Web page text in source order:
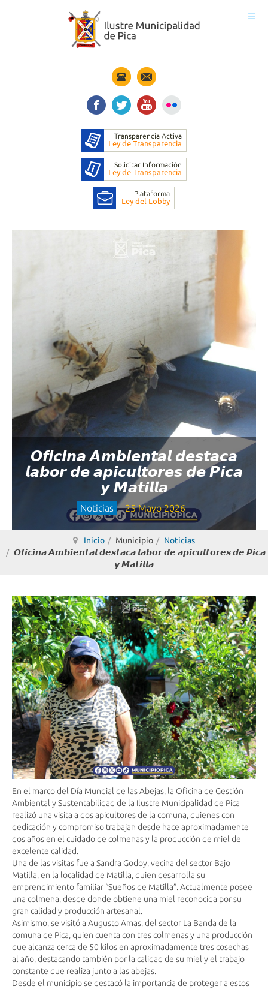
Inicio Municipio
Noticias
𝙊𝙛𝙞𝙘𝙞𝙣𝙖 𝘼𝙢𝙗𝙞𝙚𝙣𝙩𝙖𝙡 𝙙𝙚𝙨𝙩𝙖𝙘𝙖 𝙡𝙖𝙗𝙤𝙧 𝙙𝙚 𝙖𝙥𝙞𝙘𝙪𝙡𝙩𝙤𝙧𝙚𝙨 𝙙𝙚 𝙋𝙞𝙘𝙖
𝙮 𝙈𝙖𝙩𝙞𝙡𝙡𝙖
𝙊𝙛𝙞𝙘𝙞𝙣𝙖 𝘼𝙢𝙗𝙞𝙚𝙣𝙩𝙖𝙡 𝙙𝙚𝙨𝙩𝙖𝙘𝙖
𝙡𝙖𝙗𝙤𝙧 𝙙𝙚 𝙖𝙥𝙞𝙘𝙪𝙡𝙩𝙤𝙧𝙚𝙨 𝙙𝙚 𝙋𝙞𝙘𝙖
𝙮 𝙈𝙖𝙩𝙞𝙡𝙡𝙖
Noticias 25 Mayo 2026
En el marco del Día Mundial de las Abejas, la Oficina de Gestión
Ambiental y Sustentabilidad de la Ilustre Municipalidad de Pica
realizó una visita a dos apicultores de la comuna, quienes con
dedicación y compromiso trabajan desde hace aproximadamente
dos años en el cuidado de colmenas y la producción de miel de
excelente calidad.
Una de las visitas fue a Sandra Godoy, vecina del sector Bajo
Matilla, en la localidad de Matilla, quien desarrolla su
emprendimiento familiar “Sueños de Matilla”. Actualmente posee
una colmena, desde donde obtiene una miel reconocida por su
gran calidad y producción artesanal.
Asimismo, se visitó a Augusto Amas, del sector La Banda de la
comuna de Pica, quien cuenta con tres colmenas y una producción
que alcanza cerca de 50 kilos en aproximadamente tres cosechas
al año, destacando también por la calidad de su miel y el trabajo
constante que realiza junto a las abejas.
Desde el municipio se destacó la importancia de proteger a estos